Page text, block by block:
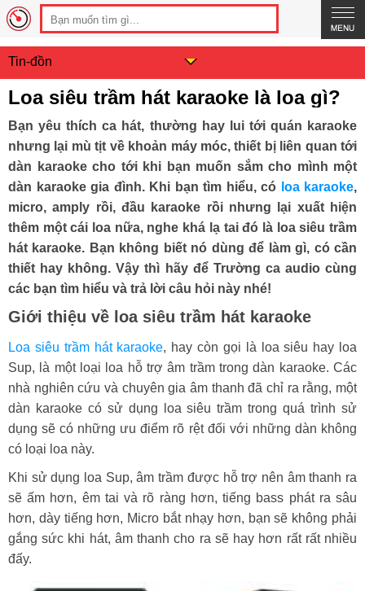
Tin-đồn
Loa siêu trầm hát karaoke là loa gì?
Bạn yêu thích ca hát, thường hay lui tới quán karaoke
nhưng lại mù tịt về khoản máy móc, thiết bị liên quan tới
dàn karaoke cho tới khi bạn muốn sắm cho mình một
dàn karaoke gia đình. Khi bạn tìm hiểu, có loa karaoke,
micro, amply rồi, đầu karaoke rồi nhưng lại xuất hiện
thêm một cái loa nữa, nghe khá lạ tai đó là loa siêu trầm
hát karaoke. Bạn không biết nó dùng để làm gì, có cần
thiết hay không. Vậy thì hãy để Trường ca audio cùng
các bạn tìm hiểu và trả lời câu hỏi này nhé!
Giới thiệu về loa siêu trầm hát karaoke
Loa siêu trầm hát karaoke, hay còn gọi là loa siêu hay loa
Sup, là một loại loa hỗ trợ âm trầm trong dàn karaoke. Các
nhà nghiên cứu và chuyên gia âm thanh đã chỉ ra rằng, một
dàn karaoke có sử dụng loa siêu trầm trong quá trình sử
dụng sẽ có những ưu điểm rõ rệt đối với những dàn không
có loại loa này.
Khi sử dụng loa Sup, âm trầm được hỗ trợ nên âm thanh ra
sẽ ấm hơn, êm tai và rõ ràng hơn, tiếng bass phát ra sâu
hơn, dày tiếng hơn, Micro bắt nhạy hơn, bạn sẽ không phải
gắng sức khi hát, âm thanh cho ra sẽ hay hơn rất rất nhiều
đấy.